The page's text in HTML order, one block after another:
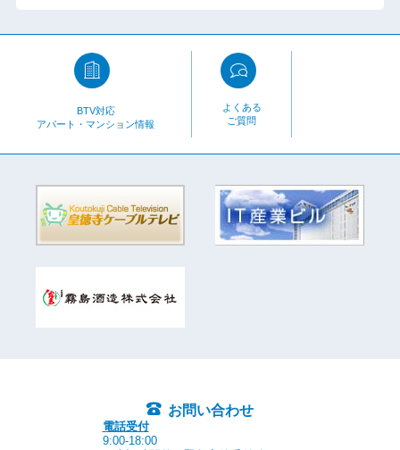
BTV対応
アパート・マンション情報
よくある
ご質問
お問い合わせ
電話受付
9:00-18:00